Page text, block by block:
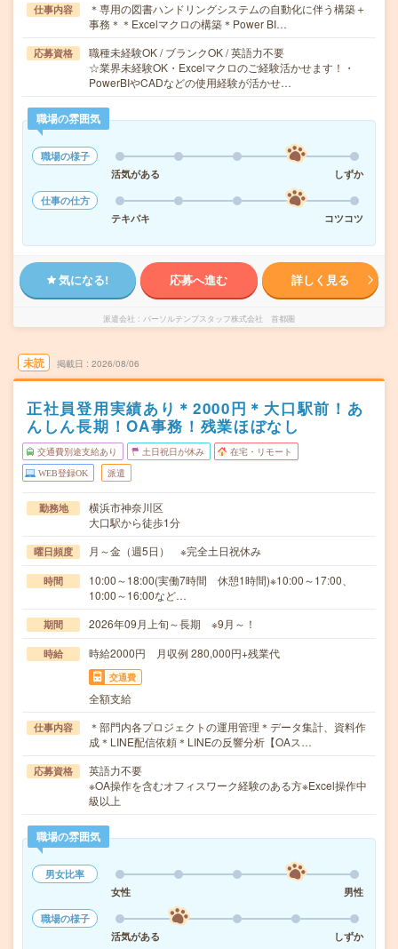
仕事内容
＊専用の図書ハンドリングシステムの自動化に伴う構築＋
事務＊＊Excelマクロの構築＊Power BI…
応募資格
職種未経験OK / ブランクOK / 英語力不要
☆業界未経験OK・Excelマクロのご経験活かせます！・
PowerBIやCADなどの使用経験が活かせ…
職場の雰囲気
職場の様子
活気がある
しずか
仕事の仕方
テキパキ
コツコツ
気になる! 応募へ進む 詳しく見る
派遣会社 パーソルテンプスタッフ株式会社 首都圏
未読 掲載日 2026/08/06
正社員登用実績あり＊2000円＊大口駅前！あ
んしん長期！OA事務！残業ほぼなし
交通費別途支給あり 土日祝日が休み 在宅・リモート
WEB登録OK 派遣
勤務地
横浜市神奈川区
大口駅から徒歩1分
曜日頻度 月～金（週5日） ※完全土日祝休み
時間
10:00～18:00(実働7時間 休憩1時間)※10:00～17:00、
10:00～16:00など…
期間 2026年09月上旬～長期 ※9月～！
時給 時給2000円 月収例 280,000円+残業代
交通費
全額支給
仕事内容
＊部門内各プロジェクトの運用管理＊データ集計、資料作
成＊LINE配信依頼＊LINEの反響分析【OAス…
応募資格
英語力不要
※OA操作を含むオフィスワーク経験のある方※Excel操作中
級以上
職場の雰囲気
男女比率
女性
男性
職場の様子
活気がある
しずか